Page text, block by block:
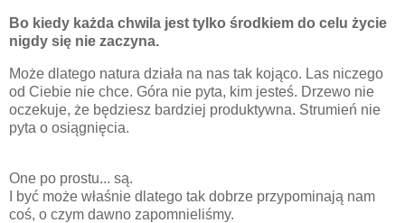
Bo kiedy każda chwila jest tylko środkiem do celu życie
nigdy się nie zaczyna.
Może dlatego natura działa na nas tak kojąco. Las niczego
od Ciebie nie chce. Góra nie pyta, kim jesteś. Drzewo nie
oczekuje, że będziesz bardziej produktywna. Strumień nie
pyta o osiągnięcia.
One po prostu... są.
I być może właśnie dlatego tak dobrze przypominają nam
coś, o czym dawno zapomnieliśmy.